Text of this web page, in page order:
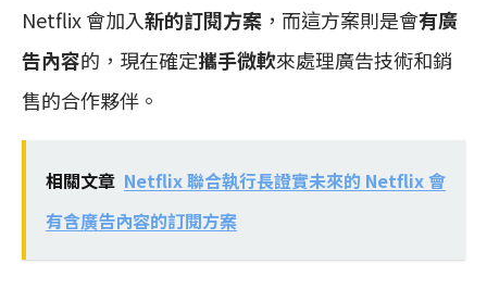
Netflix 會加入新的訂閱方案 ，而這方案則是會有廣
告內容的，現在確定攜手微軟來處理廣告技術和銷
售的合作夥伴。
相關文章 Netflix 聯合執行長證實未來的 Netflix 會
有含廣告內容的訂閱方案